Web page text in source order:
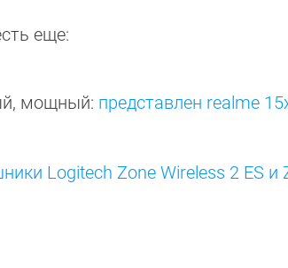
еще:
мощный: представлен realme
Logitech Zone Wireless 2 ES и